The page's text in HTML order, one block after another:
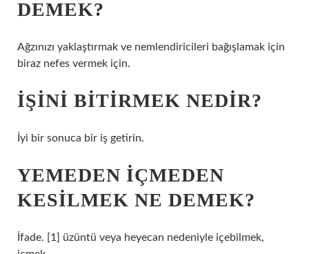
DEMEK?
Ağzınızı yaklaştırmak ve nemlendiricileri bağışlamak için
biraz nefes vermek için.
İŞINI BITIRMEK NEDIR?
İyi bir sonuca bir iş getirin.
YEMEDEN IÇMEDEN
KESILMEK NE DEMEK?
İfade. [1] üzüntü veya heyecan nedeniyle içebilmek,